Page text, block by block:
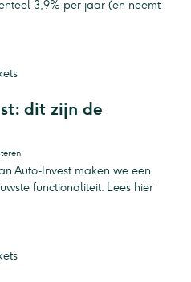
3,9% per jaar (en neemt
dit zijn de
Auto-Invest maken we een
functionaliteit. Lees hier